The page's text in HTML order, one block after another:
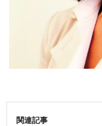
関連記事